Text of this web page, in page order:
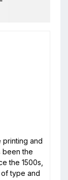
printing and
been the
the 1500s,
type and